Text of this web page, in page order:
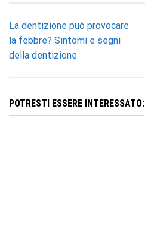
La dentizione può provocare
la febbre? Sintomi e segni
della dentizione
POTRESTI ESSERE INTERESSATO: